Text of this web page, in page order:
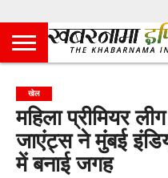
खेल
महिला प्रीमियर
जाएंट्स ने मुंबई
में बनाई जगह